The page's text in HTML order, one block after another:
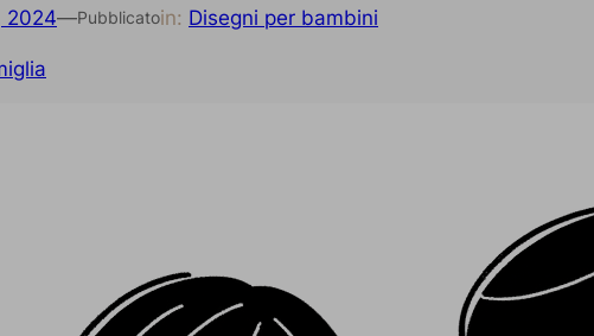
2024—Pubblicatoin: Disegni per bambini